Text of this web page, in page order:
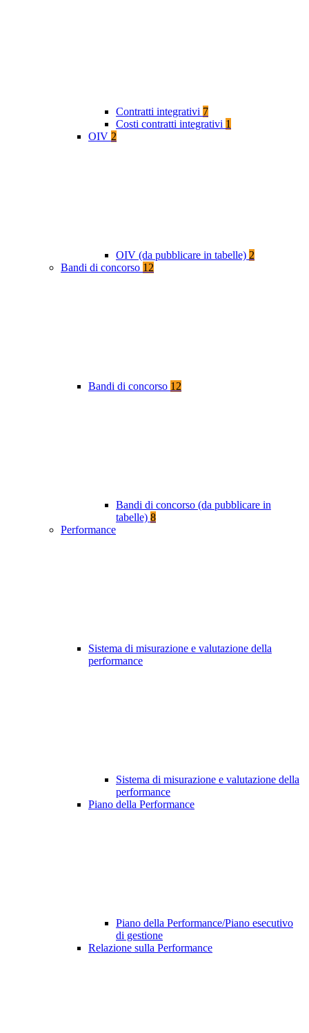
Contratti integrativi 7
Costi contratti integrativi 1
OIV 2
OIV (da pubblicare in tabelle) 2
Bandi di concorso 12
Bandi di concorso 12
Bandi di concorso (da pubblicare in
tabelle) 8
Performance
Sistema di misurazione e valutazione della
performance
Sistema di misurazione e valutazione della
performance
Piano della Performance
Piano della Performance/Piano esecutivo
di gestione
Relazione sulla Performance